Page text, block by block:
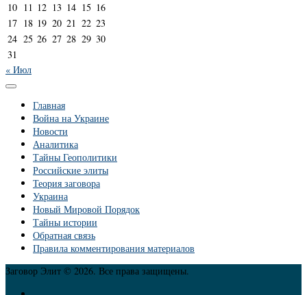
10 11 12 13 14 15 16
17 18 19 20 21 22 23
24 25 26 27 28 29 30
31
« Июл
Главная
Война на Украине
Новости
Аналитика
Тайны Геополитики
Российские элиты
Теория заговора
Украина
Новый Мировой Порядок
Тайны истории
Обратная связь
Правила комментирования материалов
Заговор Элит © 2026. Все права защищены.